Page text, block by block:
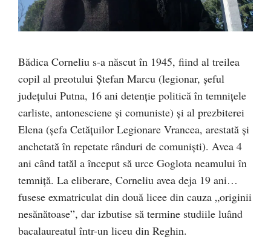
Bădica Corneliu s-a născut în 1945, fiind al treilea
copil al preotului Ştefan Marcu (legionar, şeful
judeţului Putna, 16 ani detenţie politică în temniţele
carliste, antonesciene şi comuniste) şi al prezbiterei
Elena (şefa Cetăţuilor Legionare Vrancea, arestată şi
anchetată în repetate rânduri de comunişti). Avea 4
ani când tatăl a început să urce Goglota neamului în
temniţă. La eliberare, Corneliu avea deja 19 ani…
fusese exmatriculat din două licee din cauza „originii
nesănătoase”, dar izbutise să termine studiile luând
bacalaureatul într-un liceu din Reghin.